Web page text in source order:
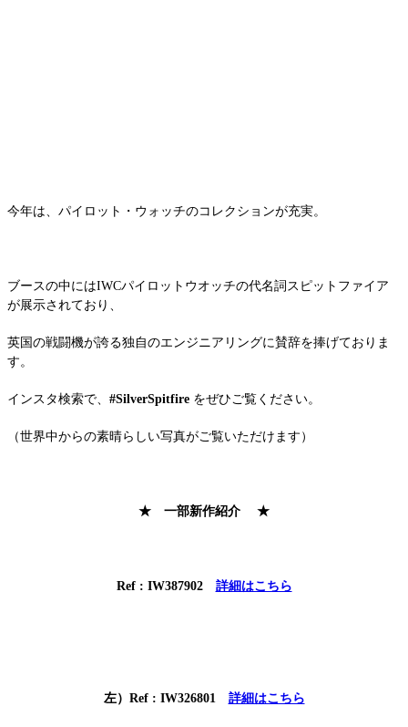
今年は、パイロット・ウォッチのコレクションが充実。
ブースの中にはIWCパイロットウオッチの代名詞スピットファイア
が展示されており、
英国の戦闘機が誇る独自のエンジニアリングに賛辞を捧げておりま
す。
インスタ検索で、 #SilverSpitfire をぜひご覧ください。
（世界中からの素晴らしい写真がご覧いただけます）
★ 一部新作紹介 ★
Ref : IW387902 詳細はこちら
左）Ref : IW326801 詳細はこちら